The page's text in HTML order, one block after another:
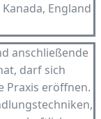
England
anschließende
darf sich
Praxis eröffnen.